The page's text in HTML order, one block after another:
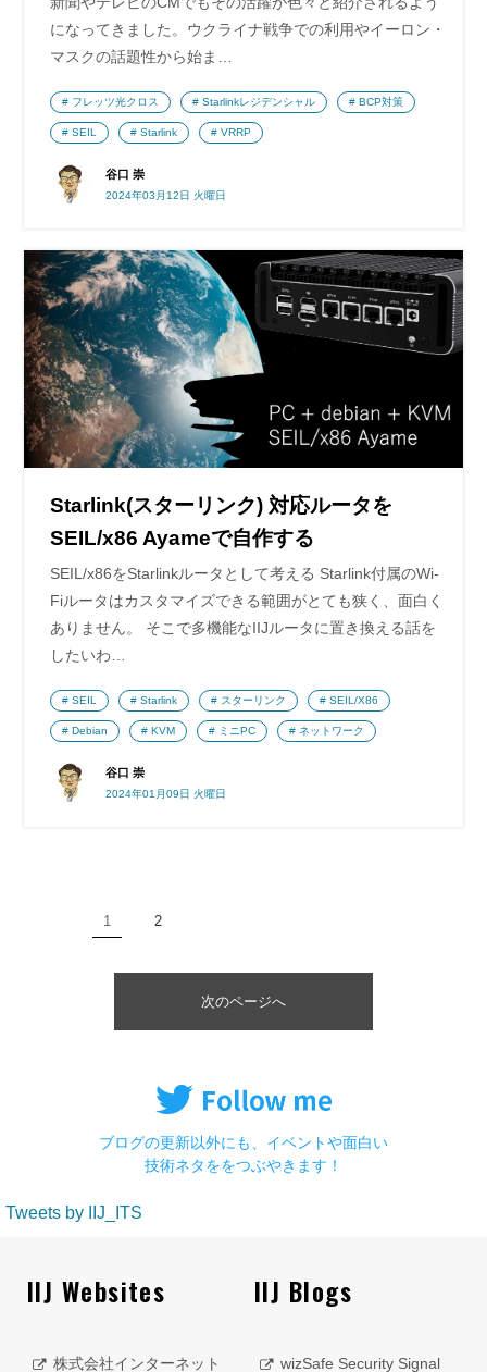
になってきました。ウクライナ戦争での利用やイーロン・
マスクの話題性から始ま…
谷口 崇
2024年03月12日 火曜日
フレッツ光クロス Starlinkレジデンシャル BCP対策
SEIL Starlink VRRP
Starlink(スターリンク) 対応ルータを
SEIL/x86 Ayameで自作する
SEIL/x86をStarlinkルータとして考える Starlink付属のWi-
Fiルータはカスタマイズできる範囲がとても狭く、面白く
ありません。 そこで多機能なIIJルータに置き換える話を
したいわ…
谷口 崇
2024年01月09日 火曜日
SEIL Starlink スターリンク SEIL/X86
Debian KVM ミニPC ネットワーク
1 2
次のページへ
ブログの更新以外にも、イベントや面白い
技術ネタををつぶやきます！
Tweets by IIJ_ITS
IIJ Websites
株式会社インターネット
IIJ Blogs
wizSafe Security Signal